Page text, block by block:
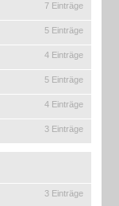
7 Einträge
5 Einträge
4 Einträge
5 Einträge
4 Einträge
3 Einträge
3 Einträge